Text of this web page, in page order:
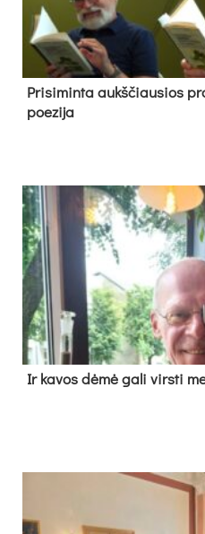
Pri­si­min­ta aukš­čiau­sios
poe­zi­ja
Ir ka­vos dė­mė ga­li virs­ti